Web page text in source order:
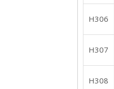
H306
H307
H308